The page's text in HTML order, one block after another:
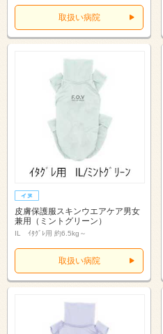
取扱い病院
皮膚保護服スキンウエアケア男女
兼用（ミントグリーン）
IL ｲﾀｸﾞﾚ用 約6.5kg～
取扱い病院